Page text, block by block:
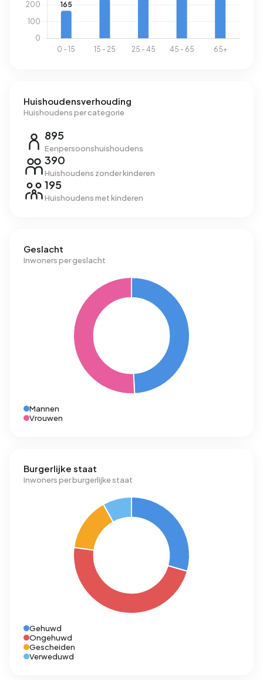
Huishoudensverhouding
Huishoudens per categorie
895
Eenpersoonshuishoudens
390
Huishoudens zonder kinderen
195
Huishoudens met kinderen
Geslacht
Inwoners per geslacht
Mannen
Vrouwen
Burgerlijke staat
Inwoners per burgerlijke staat
Gehuwd
Ongehuwd
Gescheiden
Verweduwd